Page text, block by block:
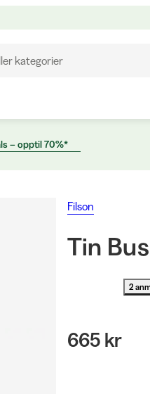
kategorier
– opptil 70%*
Filson
Tin
2
665 kr